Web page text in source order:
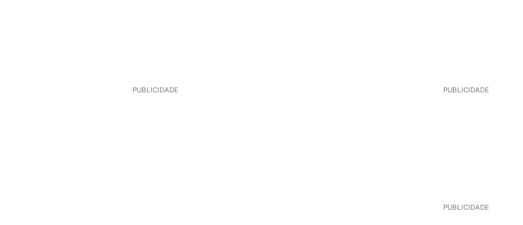
PUBLICIDADE PUBLICIDADE
PUBLICIDADE